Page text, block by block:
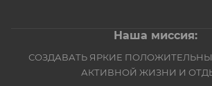
Наша миссия:
СОЗДАВАТЬ ЯРКИЕ
АКТИВНОЙ ЖИЗНИ И